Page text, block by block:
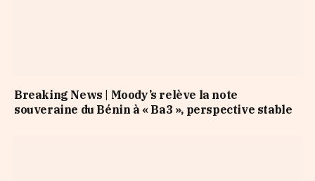
Breaking News | Moody’s relève la note
souveraine du Bénin à « Ba3 », perspective stable